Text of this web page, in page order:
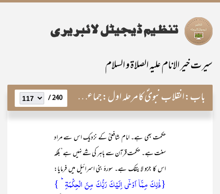
سیرت خیر الانام علیہ الصلاۃ و السلام
باب:انقلاب نبویؐ کا مرحلہ اول: جماعت سازی اور اُس کا نبویؐ طریق 240 /
حکمت بھی ہے۔ امام شافعیؒ کے نزدیک اس سے مراد
سنت ہے۔ حکمت قرآن سے باہر کی شے نہیں ہے‘ بلکہ
اس کا جزو لاینفک ہے۔ سورۂ بنی اسرائیل میں فرمایا:
{ذٰلِکَ مِمَّاۤ اَوۡحٰۤی اِلَیۡکَ رَبُّکَ مِنَ الۡحِکۡمَۃِ ؕ }